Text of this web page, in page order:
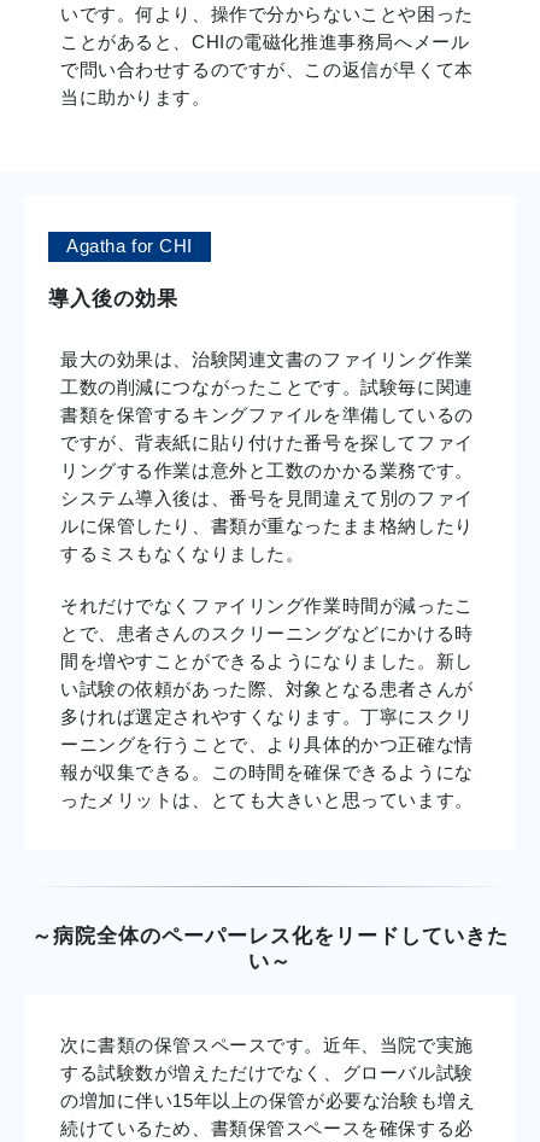
いです。何より、操作で分からないことや困った
ことがあると、CHIの電磁化推進事務局へメール
で問い合わせするのですが、この返信が早くて本
当に助かります。
Agatha for CHI
導入後の効果
最大の効果は、治験関連文書のファイリング作業
工数の削減につながったことです。試験毎に関連
書類を保管するキングファイルを準備しているの
ですが、背表紙に貼り付けた番号を探してファイ
リングする作業は意外と工数のかかる業務です。
システム導入後は、番号を見間違えて別のファイ
ルに保管したり、書類が重なったまま格納したり
するミスもなくなりました。
それだけでなくファイリング作業時間が減ったこ
とで、患者さんのスクリーニングなどにかける時
間を増やすことができるようになりました。新し
い試験の依頼があった際、対象となる患者さんが
多ければ選定されやすくなります。丁寧にスクリ
ーニングを行うことで、より具体的かつ正確な情
報が収集できる。この時間を確保できるようにな
ったメリットは、とても大きいと思っています。
～病院全体のペーパーレス化をリードしていきた
い～
次に書類の保管スペースです。近年、当院で実施
する試験数が増えただけでなく、グローバル試験
の増加に伴い15年以上の保管が必要な治験も増え
続けているため、書類保管スペースを確保する必